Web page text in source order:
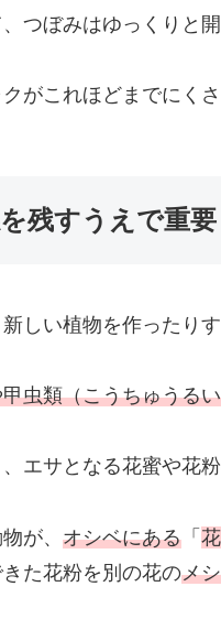
つぼみはゆっくりと
がこれほどまでにく
残すうえで重要
しい植物を作ったり
虫類（こうちゅうる
エサとなる花蜜や花
が、 オシベにある 「
た花粉を別の花のメ